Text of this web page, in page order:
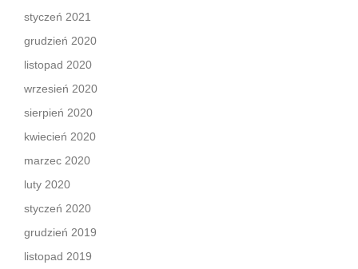
styczeń 2021
grudzień 2020
listopad 2020
wrzesień 2020
sierpień 2020
kwiecień 2020
marzec 2020
luty 2020
styczeń 2020
grudzień 2019
listopad 2019